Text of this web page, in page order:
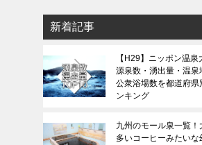
新着記事
【H29】ニッポン温泉
源泉数・湧出量・温泉
公衆浴場数を都道府県
ンキング
九州のモール泉一覧！
多いコーヒーみたいな